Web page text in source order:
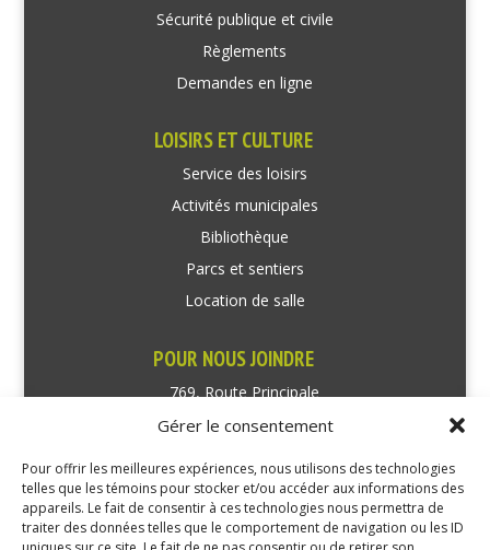
Gérer le consentement
Pour offrir les meilleures expériences, nous utilisons des technologies
telles que les témoins pour stocker et/ou accéder aux informations des
appareils. Le fait de consentir à ces technologies nous permettra de
traiter des données telles que le comportement de navigation ou les ID
Sécurité publique et civile
Règlements
Demandes en ligne
LOISIRS ET CULTURE
Service des loisirs
Activités municipales
Bibliothèque
Parcs et sentiers
Location de salle
POUR NOUS JOINDRE
769, Route Principale
Très-Saint-Rédempteur
Téléphone : (450) 451-5203
Direction générale :